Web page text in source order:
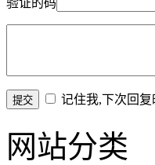
验证的码
记住我,下次回
网站分类